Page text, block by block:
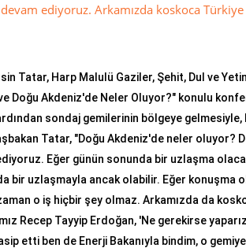
ediyoruz. Arkamızda koskoca
Tatar, Harp Malulü Gaziler, Şehit, Dul ve
Doğu Akdeniz'de Neler Oluyor?" konulu
sondaj gemilerinin bölgeye
Tatar, "Doğu Akdeniz'de neler oluyor?
Eğer günün sonunda bir uzlaşma
bir uzlaşmayla ancak olabilir. Eğer konuşma
o iş hiçbir şey olmaz. Arkamızda da
Recep Tayyip Erdoğan, 'Ne gerekirse
etti ben de Enerji Bakanıyla bindim, o